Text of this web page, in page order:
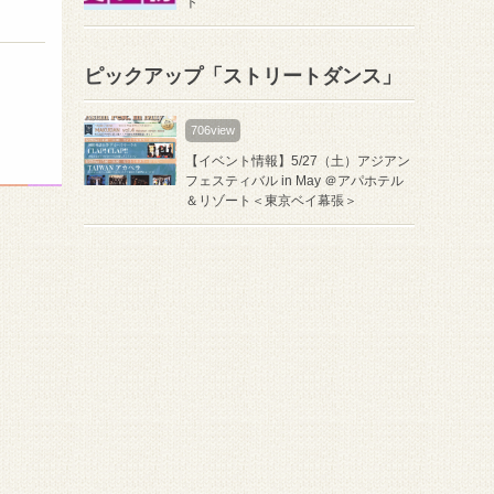
ピックアップ「ストリートダンス」
706view
【イベント情報】5/27（土）アジアン
フェスティバル in May ＠アパホテル
＆リゾート＜東京ベイ幕張＞